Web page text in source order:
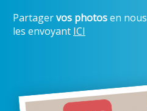
Partagervos photosen nous
les envoyant ICI